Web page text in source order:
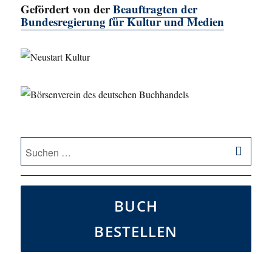
Gefördert von derBeauftragten der
Bundesregierung für Kultur und Medien
Suche
nach:
BUCH
BESTELLEN